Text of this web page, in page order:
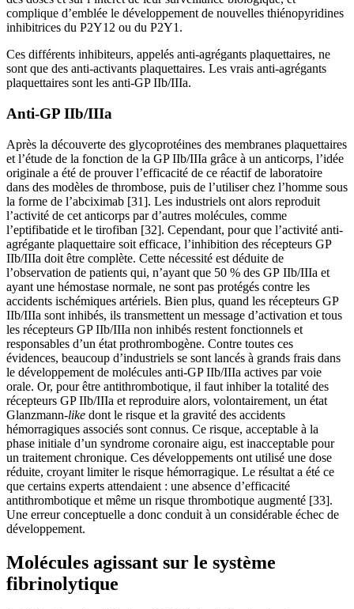
complique d’emblée le développement de nouvelles thiénopyridines
inhibitrices du P2Y12 ou du P2Y1.
Ces différents inhibiteurs, appelés anti-agrégants plaquettaires, ne
sont que des anti-activants plaquettaires. Les vrais anti-agrégants
plaquettaires sont les anti-GP IIb/IIIa.
Anti-GP IIb/IIIa
Après la découverte des glycoprotéines des membranes plaquettaires
et l’étude de la fonction de la GP IIb/IIIa grâce à un anticorps, l’idée
originale a été de prouver l’efficacité de ce réactif de laboratoire
dans des modèles de thrombose, puis de l’utiliser chez l’homme sous
la forme de l’abciximab [31]. Les industriels ont alors reproduit
l’activité de cet anticorps par d’autres molécules, comme
l’eptifibatide et le tirofiban [32]. Cependant, pour que l’activité anti-
agrégante plaquettaire soit efficace, l’inhibition des récepteurs GP
IIb/IIIa doit être complète. Cette nécessité est déduite de
l’observation de patients qui, n’ayant que 50 % des GP IIb/IIIa et
ayant une hémostase normale, ne sont pas protégés contre les
accidents ischémiques artériels. Bien plus, quand les récepteurs GP
IIb/IIIa sont inhibés, ils transmettent un message d’activation et tous
les récepteurs GP IIb/IIIa non inhibés restent fonctionnels et
responsables d’un état prothrombogène. Contre toutes ces
évidences, beaucoup d’industriels se sont lancés à grands frais dans
le développement de molécules anti-GP IIb/IIIa actives par voie
orale. Or, pour être antithrombotique, il faut inhiber la totalité des
récepteurs GP IIb/IIIa et reproduire alors, volontairement, un état
Glanzmann-like dont le risque et la gravité des accidents
hémorragiques associés sont connus. Ce risque, acceptable à la
phase initiale d’un syndrome coronaire aigu, est inacceptable pour
un traitement chronique. Ces développements ont utilisé une dose
réduite, croyant limiter le risque hémorragique. Le résultat a été ce
que certains experts attendaient : une absence d’efficacité
antithrombotique et même un risque thrombotique augmenté [33].
Une erreur conceptuelle a donc conduit à un considérable échec de
développement.
Molécules agissant sur le système
fibrinolytique